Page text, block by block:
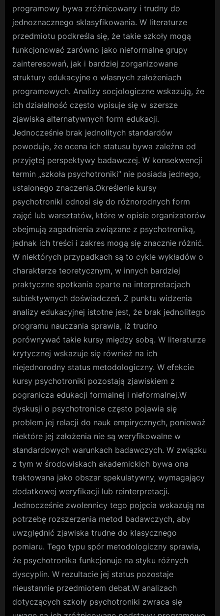
programowy bywa zróżnicowany i trudny do
jednoznacznego sklasyfikowania. W literaturze
przedmiotu podkreśla się, że takie szkoły mogą
funkcjonować zarówno jako nieformalne grupy
zainteresowań, jak i bardziej zorganizowane
struktury edukacyjne o własnych założeniach
programowych. Analizy socjologiczne wskazują, że
ich działalność często wpisuje się w szersze
zjawiska alternatywnych form edukacji.
Jednocześnie brak jednolitych standardów
powoduje, że ocena ich statusu bywa zależna od
przyjętej perspektywy badawczej. W konsekwencji
termin „szkoła psychotroniki” nie posiada jednego,
ustalonego znaczenia.Określenie kursy
psychotroniki odnosi się do różnorodnych form
zajęć lub warsztatów, które w opisie organizatorów
obejmują zagadnienia związane z psychotroniką,
jednak ich treści i zakres mogą się znacznie różnić.
W niektórych przypadkach są to cykle wykładów o
charakterze teoretycznym, w innych bardziej
praktyczne spotkania oparte na interpretacjach
subiektywnych doświadczeń. Z punktu widzenia
analizy edukacyjnej istotne jest, że brak jednolitego
programu nauczania sprawia, iż trudno
porównywać takie kursy między sobą. W literaturze
krytycznej wskazuje się również na ich
niejednorodny status metodologiczny. W efekcie
kursy psychotroniki pozostają zjawiskiem z
pogranicza edukacji formalnej i nieformalnej.W
dyskusji o psychotronice często pojawia się
problem jej relacji do nauk empirycznych, ponieważ
niektóre jej założenia nie są weryfikowalne w
standardowych warunkach badawczych. W związku
z tym w środowiskach akademickich bywa ona
traktowana jako obszar spekulatywny, wymagający
dodatkowej weryfikacji lub reinterpretacji.
Jednocześnie zwolennicy tego pojęcia wskazują na
potrzebę rozszerzenia metod badawczych, aby
uwzględnić zjawiska trudne do klasycznego
pomiaru. Tego typu spór metodologiczny sprawia,
że psychotronika funkcjonuje na styku różnych
dyscyplin. W rezultacie jej status pozostaje
nieustannie przedmiotem debat.W analizach
dotyczących szkoły psychotroniki zwraca się